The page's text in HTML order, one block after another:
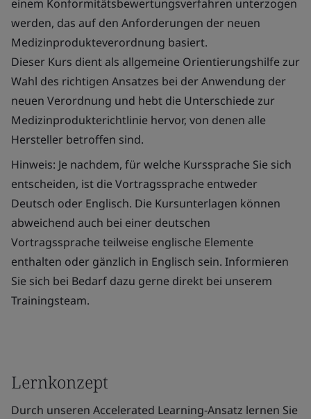
einem Konformitätsbewertungsverfahren unterzogen
werden, das auf den Anforderungen der neuen
Medizinprodukteverordnung basiert.
Dieser Kurs dient als allgemeine Orientierungshilfe zur
Wahl des richtigen Ansatzes bei der Anwendung der
neuen Verordnung und hebt die Unterschiede zur
Medizinprodukterichtlinie hervor, von denen alle
Hersteller betroffen sind.
Hinweis: Je nachdem, für welche Kurssprache Sie sich
entscheiden, ist die Vortragssprache entweder
Deutsch oder Englisch. Die Kursunterlagen können
abweichend auch bei einer deutschen
Vortragssprache teilweise englische Elemente
enthalten oder gänzlich in Englisch sein. Informieren
Sie sich bei Bedarf dazu gerne direkt bei unserem
Trainingsteam.
Lernkonzept
Durch unseren Accelerated Learning-Ansatz lernen Sie